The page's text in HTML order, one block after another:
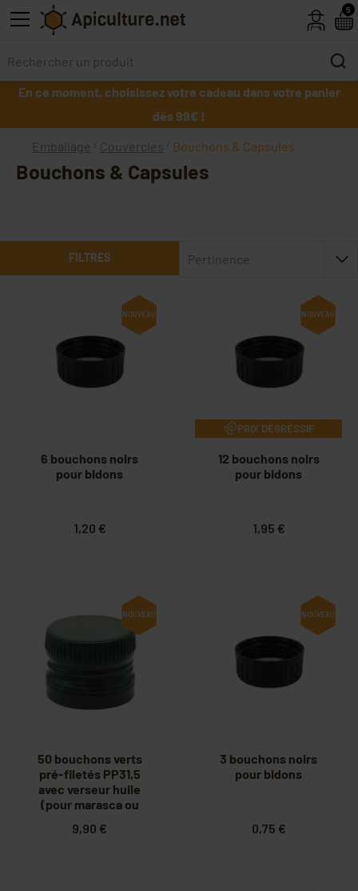
Skip to main content
En ce moment, choisissez votre cadeau dans votre panier
dès 99€ !
Emballage Couvercles Bouchons & Capsules
Bouchons & Capsules
FILTRES Pertinence
NOUVEAU
6 bouchons noirs
pour bidons
1,20 €
NOUVEAU
PRIX DEGRESSIF
12 bouchons noirs
pour bidons
1,95 €
NOUVEAU
50 bouchons verts
pré-filetés PP31,5
avec verseur huile
(pour marasca ou
9,90 €
NOUVEAU
3 bouchons noirs
pour bidons
0,75 €
5